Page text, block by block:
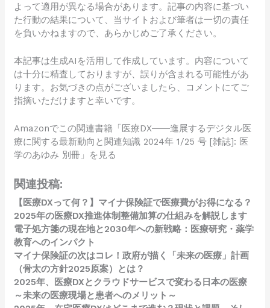
よって適用が異なる場合があります。記事の内容に基づい
た行動の結果について、当サイトおよび筆者は一切の責任
を負いかねますので、あらかじめご了承ください。
本記事は生成AIを活用して作成しています。内容について
は十分に精査しておりますが、誤りが含まれる可能性があ
ります。お気づきの点がございましたら、コメントにてご
指摘いただけますと幸いです。
Amazonでこの関連書籍「医療DX――進展するデジタル医
療に関する最新動向と関連知識 2024年 1/25 号 [雑誌]: 医
学のあゆみ 別冊」を見る
関連投稿:
【医療DXって何？】マイナ保険証で医療費がお得になる？
2025年の医療DX推進体制整備加算の仕組みを解説します
電子処方箋の現在地と2030年への新戦略：医療研究・薬学
教育へのインパクト
マイナ保険証の次はコレ！政府が描く「未来の医療」計画
（骨太の方針2025原案）とは？
2025年、医療DXとクラウドサービスで変わる日本の医療
～未来の医療現場と患者へのメリット～